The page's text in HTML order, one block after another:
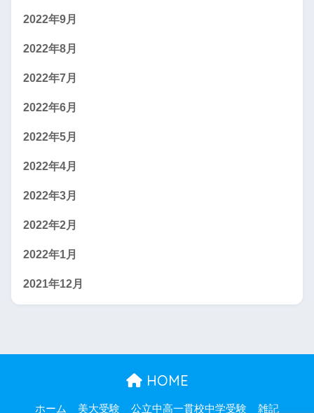
2022年9月
2022年8月
2022年7月
2022年6月
2022年5月
2022年4月
2022年3月
2022年2月
2022年1月
2021年12月
HOME
ホーム 美大受験 公立中高一貫校中学受験 雑記